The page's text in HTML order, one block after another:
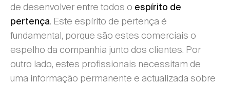
de desenvolver entre todos o espírito de
pertença. Este espírito de pertença é
fundamental, porque são estes comerciais o
espelho da companhia junto dos clientes. Por
outro lado, estes profissionais necessitam de
uma informação permanente e actualizada sobre